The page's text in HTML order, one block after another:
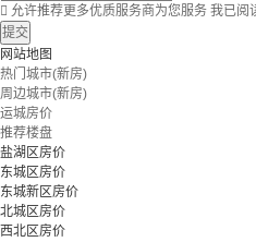
 允许推荐更多优质服务商为您服务 我已阅
提交
网站地图
热门城市(新房)
周边城市(新房)
运城房价
推荐楼盘
盐湖区房价
东城区房价
东城新区房价
北城区房价
西北区房价